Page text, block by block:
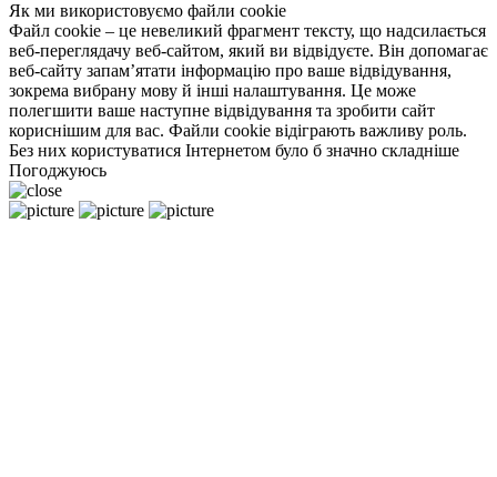
Як ми використовуємо файли cookie
Файл cookie – це невеликий фрагмент тексту, що надсилається
веб-переглядачу веб-сайтом, який ви відвідуєте. Він допомагає
веб-сайту запам’ятати інформацію про ваше відвідування,
зокрема вибрану мову й інші налаштування. Це може
полегшити ваше наступне відвідування та зробити сайт
кориснішим для вас. Файли cookie відіграють важливу роль.
Без них користуватися Інтернетом було б значно складніше
Погоджуюсь